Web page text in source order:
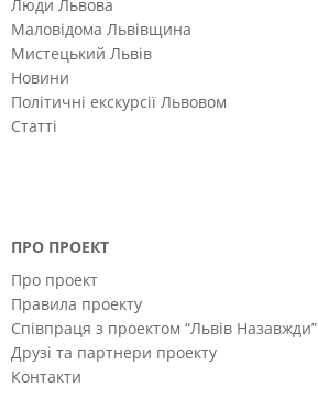
Люди Львова
Маловідома Львівщина
Мистецький Львів
Новини
Політичні екскурсії Львовом
Статті
ПРО ПРОЕКТ
Про проект
Правила проекту
Співпраця з проектом “Львів Назавжди”
Друзі та партнери проекту
Контакти